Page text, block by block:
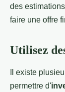
des
faire une offre
Utilisez
Il existe
permettre d'